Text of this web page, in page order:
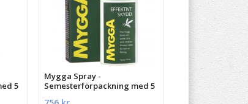
5
Mygga Spray -
Semesterförpackning med 5